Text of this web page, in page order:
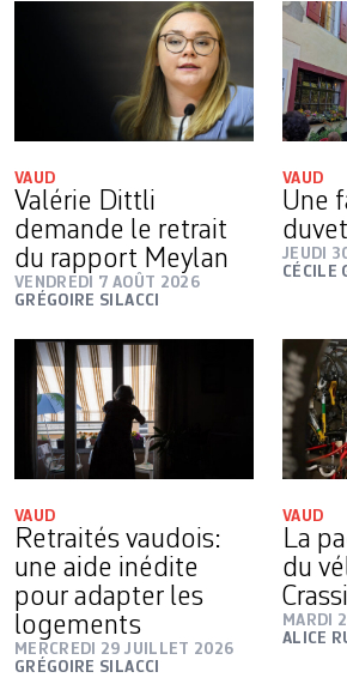
VAUD
Valérie Dittli
demande le retrait
du rapport Meylan
VENDREDI 7 AOÛT 2026
GRÉGOIRE SILACCI
VAUD
Une
JEUDI
CÉCILE
VAUD
Retraités vaudois:
une aide inédite
pour adapter les
logements
MERCREDI 29 JUILLET 2026
GRÉGOIRE SILACCI
VAUD
La
du
MARDI
ALICE